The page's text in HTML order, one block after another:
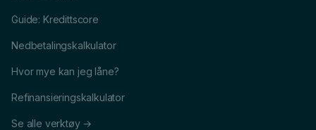
Guide: Kredittscore
Nedbetalingskalkulator
Hvor mye kan jeg låne?
Refinansieringskalkulator
Se alle verktøy →